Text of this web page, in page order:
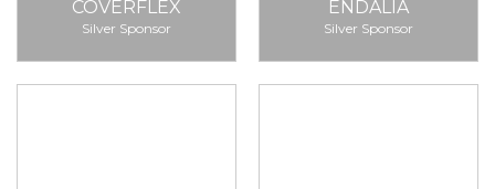
COVERFLEX
Silver Sponsor
ENDALIA
Silver Sponsor